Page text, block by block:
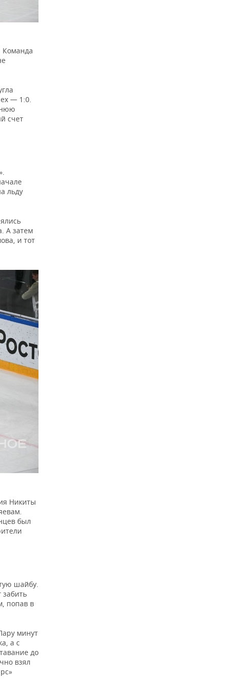
Команда
— 1:0.
счет
льду
А затем
и тот
Никиты
был
шайбу.
попав в
минут
а с
до
взял